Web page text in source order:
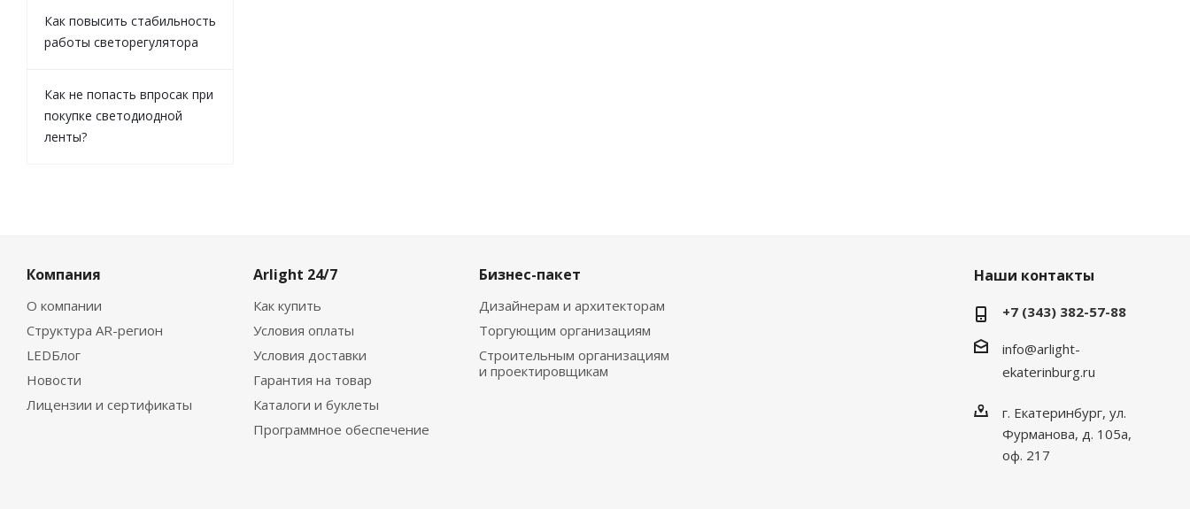
Как повысить стабильность
работы светорегулятора
Как не попасть впросак при
покупке светодиодной
ленты?
Компания
О компании
Структура AR-регион
LEDБлог
Новости
Лицензии и сертификаты
Arlight 24/7
Как купить
Условия оплаты
Условия доставки
Гарантия на товар
Каталоги и буклеты
Программное обеспечение
Бизнес-пакет
Дизайнерам и архитекторам
Торгующим организациям
Строительным организациям
и проектировщикам
Наши контакты
+7 (343) 382-57-88
info@arlight-
ekaterinburg.ru
г. Екатеринбург, ул.
Фурманова, д. 105а,
оф. 217